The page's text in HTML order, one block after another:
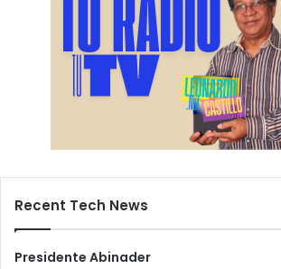
Recent Tech News
Presidente Abinader